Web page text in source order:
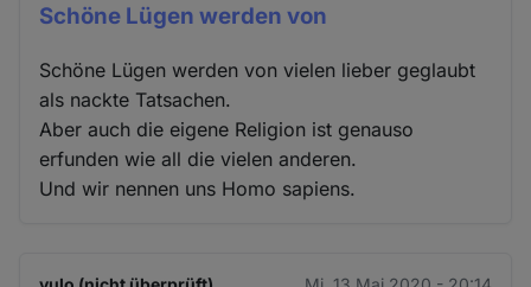
Schöne Lügen werden von
Schöne Lügen werden von vielen lieber geglaubt
als nackte Tatsachen.
Aber auch die eigene Religion ist genauso
erfunden wie all die vielen anderen.
Und wir nennen uns Homo sapiens.